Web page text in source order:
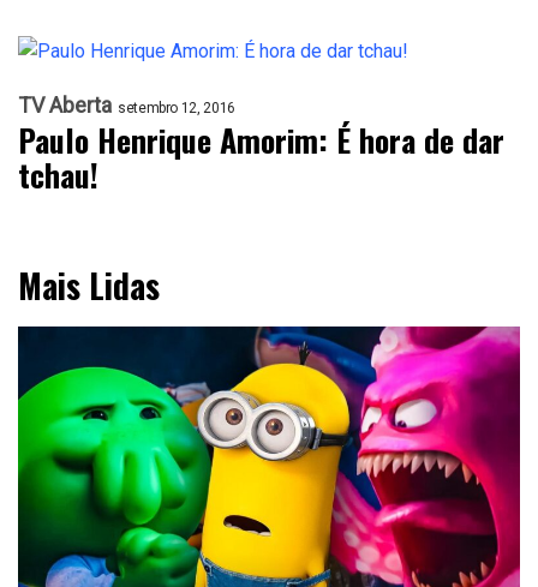
TV Aberta setembro 12, 2016
Paulo Henrique Amorim: É hora de dar
tchau!
Mais Lidas